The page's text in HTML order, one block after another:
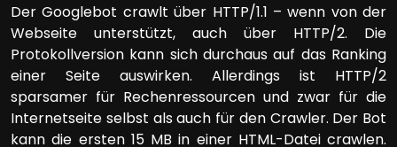
Der Googlebot crawlt über HTTP/1.1 – wenn von der
Webseite unterstützt, auch über HTTP/2. Die
Protokollversion kann sich durchaus auf das Ranking
einer Seite auswirken. Allerdings ist HTTP/2
sparsamer für Rechenressourcen und zwar für die
Internetseite selbst als auch für den Crawler. Der Bot
kann die ersten 15 MB in einer HTML-Datei crawlen.